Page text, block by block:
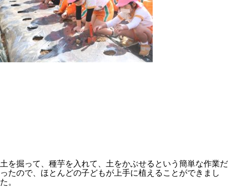
土を掘って、種芋を入れて、土をかぶせるという簡単な作業だ
ったので、ほとんどの子どもが上手に植えることができまし
た。